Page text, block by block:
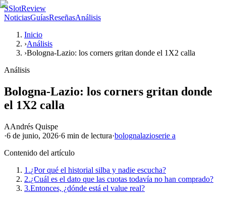
SSlotReview
NoticiasGuíasReseñasAnálisis
Inicio
›Análisis
›Bologna-Lazio: los corners gritan donde el 1X2 calla
Análisis
Bologna-Lazio: los corners gritan donde
el 1X2 calla
AAndrés Quispe
·6 de junio, 2026·6 min de lectura·bolognalazioserie a
Contenido del artículo
1.¿Por qué el historial silba y nadie escucha?
2.¿Cuál es el dato que las cuotas todavía no han comprado?
3.Entonces, ¿dónde está el value real?